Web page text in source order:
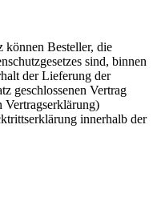
können Besteller, die
sind, binnen
der Lieferung der
geschlossenen Vertrag
Vertragserklärung)
innerhalb der